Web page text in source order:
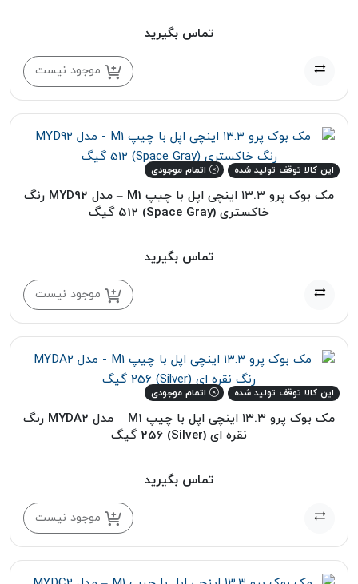
تماس بگیرید
موجود نیست
این کالا توقف تولید شده اتمام موجودی
مک بوک پرو ۱۳.۳ اینچی اپل با چیپ M1 – مدل MYD92 رنگ
خاکستری (Space Gray) 512 گیگ
تماس بگیرید
موجود نیست
این کالا توقف تولید شده اتمام موجودی
مک بوک پرو ۱۳.۳ اینچی اپل با چیپ M1 – مدل MYDA2 رنگ
نقره ای (Silver) 256 گیگ
تماس بگیرید
موجود نیست